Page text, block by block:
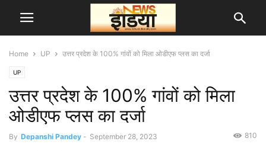
Home UP उत्तर प्रदेश के 100% गांवों को मिला ओडीएफ प्लस का दर्जा
UP
उत्तर प्रदेश के 100% गांवों को मिला
ओडीएफ प्लस का दर्जा
By Depanshi Pandey - September 28, 2023 810